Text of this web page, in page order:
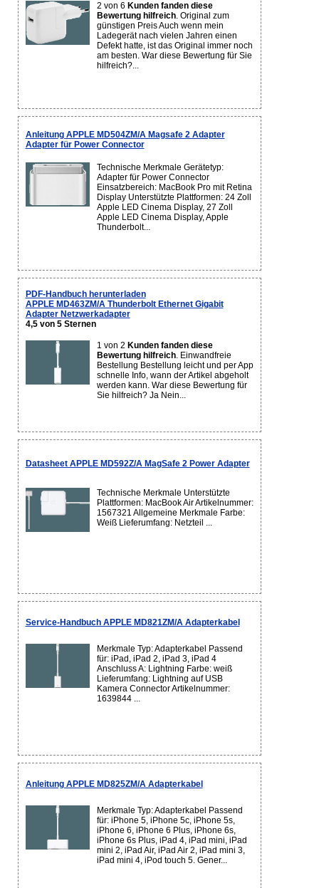
2 von 6 Kunden fanden diese
Bewertung hilfreich. Original zum
günstigen Preis Auch wenn mein
Ladegerät nach vielen Jahren einen
Defekt hatte, ist das Original immer noch
am besten. War diese Bewertung für Sie
hilfreich?...
Anleitung APPLE MD504ZM/A Magsafe 2 Adapter
Adapter für Power Connector
Technische Merkmale Gerätetyp:
Adapter für Power Connector
Einsatzbereich: MacBook Pro mit Retina
Display Unterstützte Plattformen: 24 Zoll
Apple LED Cinema Display, 27 Zoll
Apple LED Cinema Display, Apple
Thunderbolt...
PDF-Handbuch herunterladen
APPLE MD463ZM/A Thunderbolt Ethernet Gigabit
Adapter Netzwerkadapter
4,5 von 5 Sternen
1 von 2 Kunden fanden diese
Bewertung hilfreich. Einwandfreie
Bestellung Bestellung leicht und per App
schnelle Info, wann der Artikel abgeholt
werden kann. War diese Bewertung für
Sie hilfreich? Ja Nein...
Datasheet APPLE MD592Z/A MagSafe 2 Power Adapter
Technische Merkmale Unterstützte
Plattformen: MacBook Air Artikelnummer:
1567321 Allgemeine Merkmale Farbe:
Weiß Lieferumfang: Netzteil ...
Service-Handbuch APPLE MD821ZM/A Adapterkabel
Merkmale Typ: Adapterkabel Passend
für: iPad, iPad 2, iPad 3, iPad 4
Anschluss A: Lightning Farbe: weiß
Lieferumfang: Lightning auf USB
Kamera Connector Artikelnummer:
1639844 ...
Anleitung APPLE MD825ZM/A Adapterkabel
Merkmale Typ: Adapterkabel Passend
für: iPhone 5, iPhone 5c, iPhone 5s,
iPhone 6, iPhone 6 Plus, iPhone 6s,
iPhone 6s Plus, iPad 4, iPad mini, iPad
mini 2, iPad Air, iPad Air 2, iPad mini 3,
iPad mini 4, iPod touch 5. Gener...